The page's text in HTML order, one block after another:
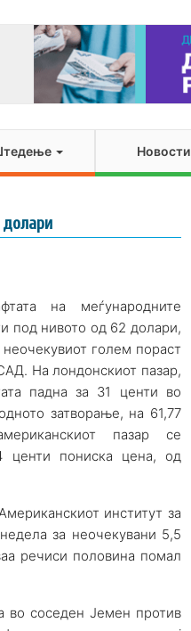
Новости
на меѓународните
под нивото од 62 долари,
неочекувиот голем пораст
На лондонскиот пазар,
падна за 31 центи во
затворање, на 61,77
пазар се
центи пониска цена, од
институт за
за неочекувани 5,5
речиси половина помал
во соседен Јемен против